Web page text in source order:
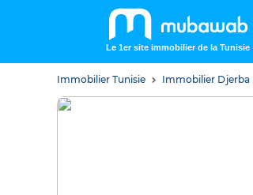
Le 1er site immobilier de la Tunisie
Immobilier Tunisie Immobilier Djerba